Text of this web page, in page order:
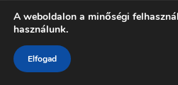
Epilátorok
Építkezés & Felújítás
A weboldalon a minőségi
használunk.
Elfogad